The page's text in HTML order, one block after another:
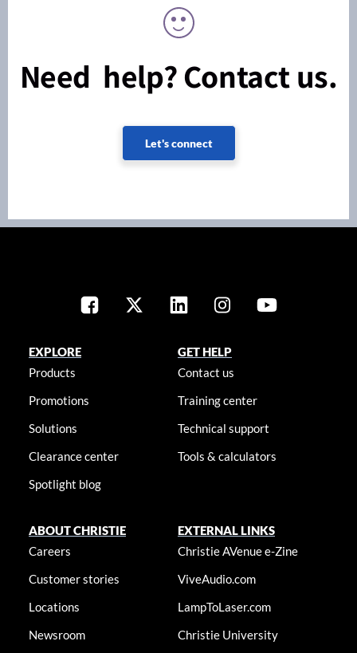
Need help? Contact us.
Let's connect
EXPLORE
Products
Promotions
Solutions
Clearance center
Spotlight blog
GET HELP
Contact us
Training center
Technical support
Tools & calculators
ABOUT CHRISTIE
Careers
Customer stories
Locations
Newsroom
EXTERNAL LINKS
Christie AVenue e-Zine
ViveAudio.com
LampToLaser.com
Christie University